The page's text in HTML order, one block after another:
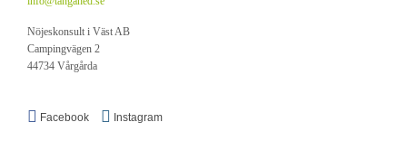
Nöjeskonsult i Väst AB
Campingvägen 2
44734 Vårgårda
Facebook Instagram